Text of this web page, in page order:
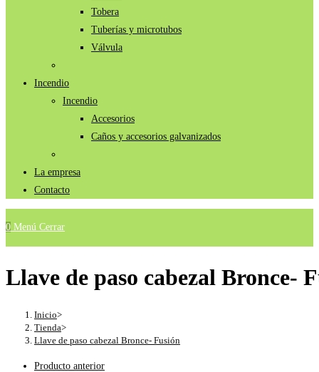
Tobera
Tuberías y microtubos
Válvula
Incendio
Incendio
Accesorios
Caños y accesorios galvanizados
La empresa
Contacto
0 Menú Cerrar
Llave de paso cabezal Bronce-
Inicio>
Tienda>
Llave de paso cabezal Bronce- Fusión
Producto anterior